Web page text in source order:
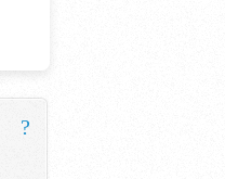
?